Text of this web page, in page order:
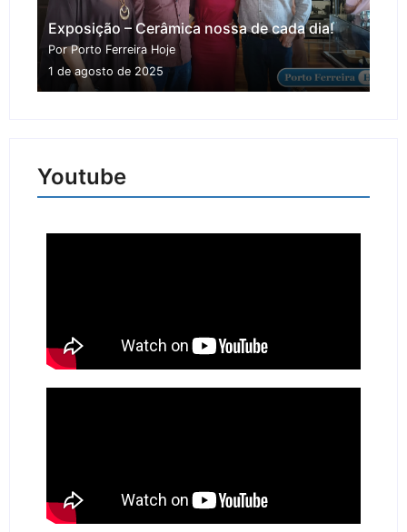
Exposição – Cerâmica nossa de cada dia!
Por Porto Ferreira Hoje
1 de agosto de 2025
Youtube